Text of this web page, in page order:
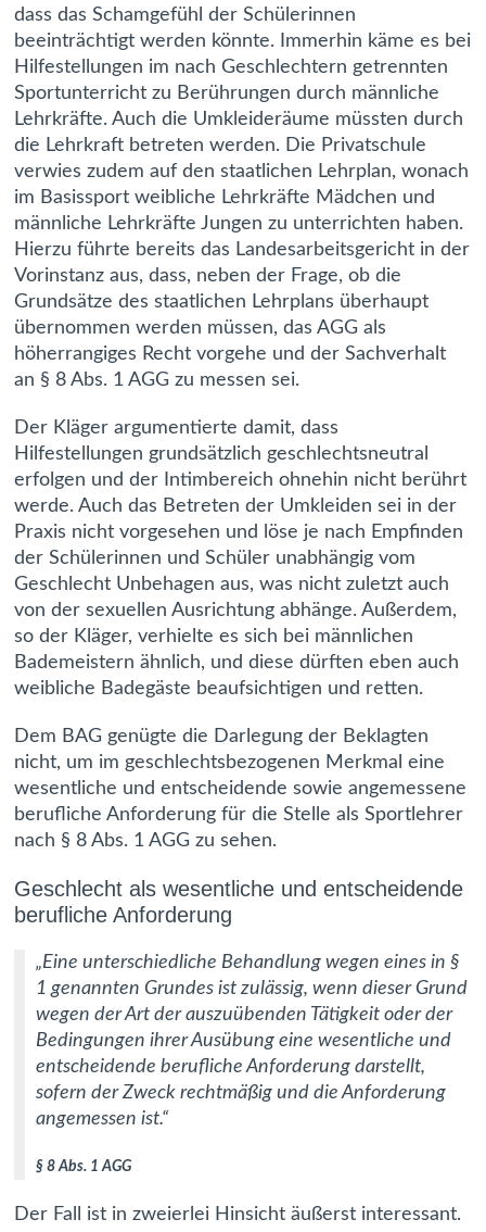
dass das Schamgefühl der Schülerinnen
beeinträchtigt werden könnte. Immerhin käme es bei
Hilfestellungen im nach Geschlechtern getrennten
Sportunterricht zu Berührungen durch männliche
Lehrkräfte. Auch die Umkleideräume müssten durch
die Lehrkraft betreten werden. Die Privatschule
verwies zudem auf den staatlichen Lehrplan, wonach
im Basissport weibliche Lehrkräfte Mädchen und
männliche Lehrkräfte Jungen zu unterrichten haben.
Hierzu führte bereits das Landesarbeitsgericht in der
Vorinstanz aus, dass, neben der Frage, ob die
Grundsätze des staatlichen Lehrplans überhaupt
übernommen werden müssen, das AGG als
höherrangiges Recht vorgehe und der Sachverhalt
an § 8 Abs. 1 AGG zu messen sei.
Der Kläger argumentierte damit, dass
Hilfestellungen grundsätzlich geschlechtsneutral
erfolgen und der Intimbereich ohnehin nicht berührt
werde. Auch das Betreten der Umkleiden sei in der
Praxis nicht vorgesehen und löse je nach Empfinden
der Schülerinnen und Schüler unabhängig vom
Geschlecht Unbehagen aus, was nicht zuletzt auch
von der sexuellen Ausrichtung abhänge. Außerdem,
so der Kläger, verhielte es sich bei männlichen
Bademeistern ähnlich, und diese dürften eben auch
weibliche Badegäste beaufsichtigen und retten.
Dem BAG genügte die Darlegung der Beklagten
nicht, um im geschlechtsbezogenen Merkmal eine
wesentliche und entscheidende sowie angemessene
berufliche Anforderung für die Stelle als Sportlehrer
nach § 8 Abs. 1 AGG zu sehen.
Geschlecht als wesentliche und entscheidende
berufliche Anforderung
„Eine unterschiedliche Behandlung wegen eines in §
1 genannten Grundes ist zulässig, wenn dieser Grund
wegen der Art der auszuübenden Tätigkeit oder der
Bedingungen ihrer Ausübung eine wesentliche und
entscheidende berufliche Anforderung darstellt,
sofern der Zweck rechtmäßig und die Anforderung
angemessen ist.“
§ 8 Abs. 1 AGG
Der Fall ist in zweierlei Hinsicht äußerst interessant.